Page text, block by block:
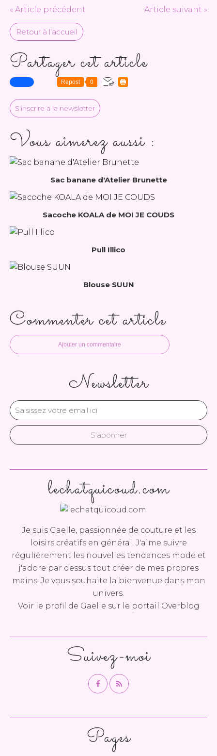
« Article précédent Article suivant »
Retour à l'accueil
Partager cet article
Repost 0
S'inscrire à la newsletter
Vous aimerez aussi :
Sac banane d'Atelier Brunette
Sacoche KOALA de MOI JE COUDS
Pull Illico
Blouse SUUN
Commenter cet article
Ajouter un commentaire
Newsletter
Pages
lechatquicoud.com
Je suis Gaelle, passionnée de couture et les
loisirs créatifs en général. J'aime suivre
régulièrement les nouvelles tendances mode et
j'adore par dessus tout créer de mes propres
mains. Je vous souhaite la bienvenue dans mon
univers.
Voir le profil de Gaelle sur le portail Overblog
Suivez-moi